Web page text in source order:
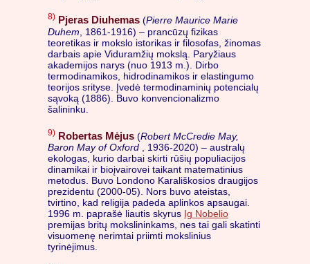
8) Pjeras Diuhemas (Pierre Maurice Marie
Duhem , 1861-1916) – prancūzų fizikas
teoretikas ir mokslo istorikas ir filosofas, žinomas
darbais apie Viduramžių mokslą. Paryžiaus
akademijos narys (nuo 1913 m.). Dirbo
termodinamikos, hidrodinamikos ir elastingumo
teorijos srityse. Įvedė termodinaminių potencialų
sąvoką (1886). Buvo konvencionalizmo
šalininku.
9) Robertas Mėjus (Robert McCredie May,
Baron May of Oxford , 1936-2020) – australų
ekologas, kurio darbai skirti rūšių populiacijos
dinamikai ir bioįvairovei taikant matematinius
metodus. Buvo Londono Karališkosios draugijos
prezidentu (2000-05). Nors buvo ateistas,
tvirtino, kad religija padeda aplinkos apsaugai.
1996 m. paprašė liautis skyrus Ig Nobelio
premijas britų mokslininkams, nes tai gali skatinti
visuomenę nerimtai priimti mokslinius
tyrinėjimus.